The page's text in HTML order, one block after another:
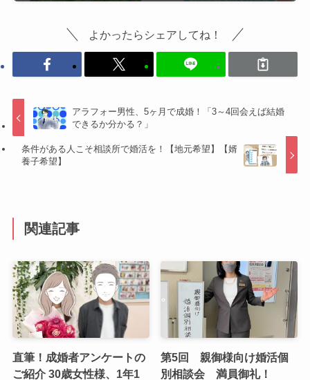
よかったらシェアしてね！
アラフォー男性、5ヶ月で成婚！「3～4回会えば結婚
できるか分かる？」
条件がある人こそ相談所で婚活を！【地元希望】【婿
養子希望】
関連記事
直筆！成婚者アンケートの
ご紹介 30歳女性様、1年1
第5回 親御様向け婚活個
別相談会 満員御礼！